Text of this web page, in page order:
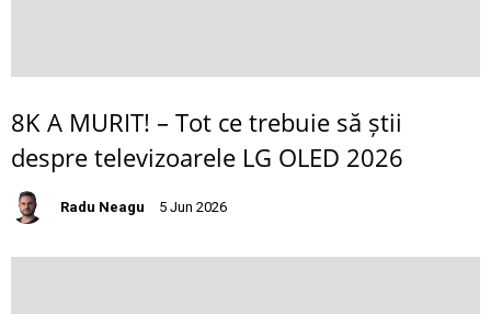
8K A MURIT! – Tot ce trebuie să știi
despre televizoarele LG OLED 2026
Radu Neagu 5 Jun 2026